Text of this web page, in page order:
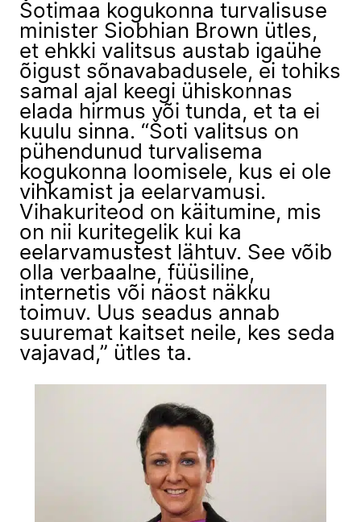
Šotimaa kogukonna turvalisuse
minister Siobhian Brown ütles,
et ehkki valitsus austab igaühe
õigust sõnavabadusele, ei tohiks
samal ajal keegi ühiskonnas
elada hirmus või tunda, et ta ei
kuulu sinna. “Šoti valitsus on
pühendunud turvalisema
kogukonna loomisele, kus ei ole
vihkamist ja eelarvamusi.
Vihakuriteod on käitumine, mis
on nii kuritegelik kui ka
eelarvamustest lähtuv. See võib
olla verbaalne, füüsiline,
internetis või näost näkku
toimuv. Uus seadus annab
suuremat kaitset neile, kes seda
vajavad,” ütles ta.